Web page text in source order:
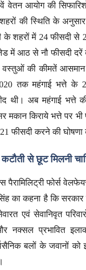
वेतन आयोग की
की स्थिति के अनुसार
के शहरों में 24 फीसदी से
में आठ से नौ फीसदी दरें
की कीमतें आसमान
तक महंगाई भत्ते के
थी। अब महंगाई भत्ते
मकान किराये भत्ते पर भी
फीसदी करने की घोषणा
से छूट मिलनी
फोर्स
का कहना है कि
एवं सेवानिवृत
नक्सल प्रभावित
बलों के जवानों को